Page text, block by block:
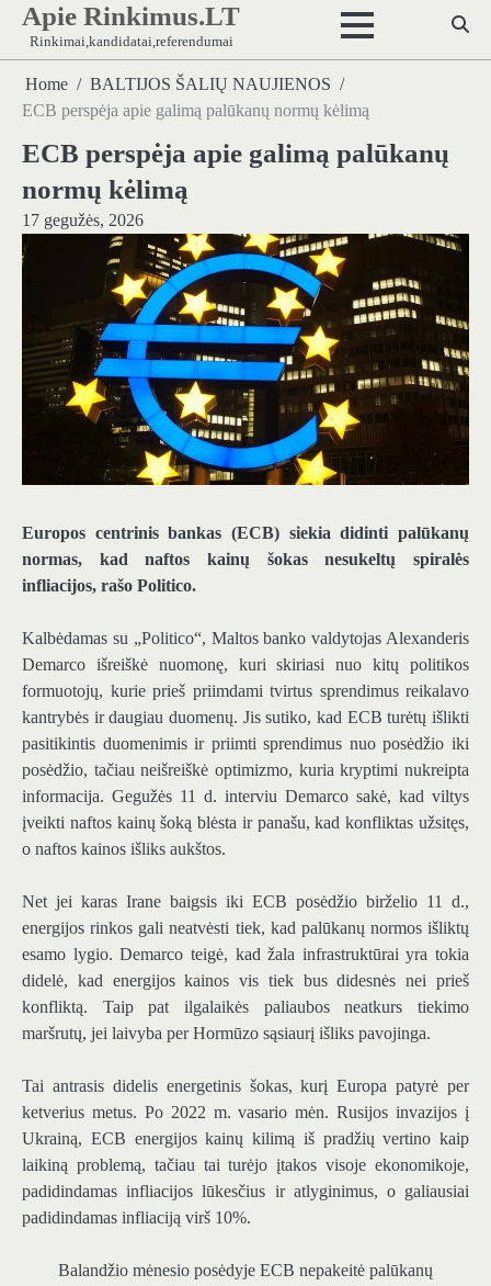
Skip
content
Apie Rinkimus.LT
Rinkimai,kandidatai,referendumai
Home
BALTIJOS ŠALIŲ NAUJIENOS
ECB perspėja apie galimą palūkanų normų kėlimą
ECB perspėja apie galimą palūkanų
normų kėlimą
17 gegužės, 2026
Europos centrinis bankas (ECB) siekia didinti palūkanų
normas, kad naftos kainų šokas nesukeltų spiralės
infliacijos, rašo Politico.
Kalbėdamas su „Politico“, Maltos banko valdytojas Alexanderis
Demarco išreiškė nuomonę, kuri skiriasi nuo kitų politikos
formuotojų, kurie prieš priimdami tvirtus sprendimus reikalavo
kantrybės ir daugiau duomenų. Jis sutiko, kad ECB turėtų išlikti
pasitikintis duomenimis ir priimti sprendimus nuo posėdžio iki
posėdžio, tačiau neišreiškė optimizmo, kuria kryptimi nukreipta
informacija. Gegužės 11 d. interviu Demarco sakė, kad viltys
įveikti naftos kainų šoką blėsta ir panašu, kad konfliktas užsitęs,
o naftos kainos išliks aukštos.
Net jei karas Irane baigsis iki ECB posėdžio birželio 11 d.,
energijos rinkos gali neatvėsti tiek, kad palūkanų normos išliktų
esamo lygio. Demarco teigė, kad žala infrastruktūrai yra tokia
didelė, kad energijos kainos vis tiek bus didesnės nei prieš
konfliktą. Taip pat ilgalaikės paliaubos neatkurs tiekimo
maršrutų, jei laivyba per Hormūzo sąsiaurį išliks pavojinga.
Tai antrasis didelis energetinis šokas, kurį Europa patyrė per
ketverius metus. Po 2022 m. vasario mėn. Rusijos invazijos į
Ukrainą, ECB energijos kainų kilimą iš pradžių vertino kaip
laikiną problemą, tačiau tai turėjo įtakos visoje ekonomikoje,
padidindamas infliacijos lūkesčius ir atlyginimus, o galiausiai
padidindamas infliaciją virš 10%.
Balandžio mėnesio posėdyje ECB nepakeitė palūkanų